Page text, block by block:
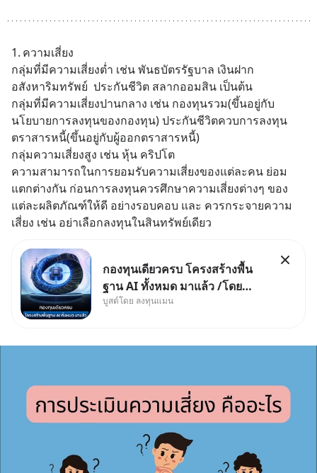
1.	ความเสี่ยง
กลุ่มที่มีความเสี่ยงต่ำ เช่น พันธบัตรรัฐบาล เงินฝาก
อสังหาริมทรัพย์  ประกันชีวิต สลากออมสิน เป็นต้น
กลุ่มที่มีความเสี่ยงปานกลาง เช่น กองทุนรวม(ขึ้นอยู่กับ
นโยบายการลงทุนของกองทุน) ประกันชีวิตควบการลงทุน
ตราสารหนี้(ขึ้นอยู่กับผู้ออกตราสารหนี้)
กลุ่มความเสี่ยงสูง เช่น หุ้น คริปโต
ความสามารถในการยอมรับความเสี่ยงของแต่ละคน ย่อม
แตกต่างกัน ก่อนการลงทุนควรศึกษาความเสี่ยงต่างๆ ของ
แต่ละผลิตภัณฑ์ให้ดี อย่างรอบคอบ และ ควรกระจายความ
เสี่ยง เช่น อย่าเลือกลงทุนในสินทรัพย์เดียว
กองทุนเดียวครบ โครงสร้างพื้น
ฐาน AI ทั้งหมด มาแล้ว /โดย
ลงทุนแมน AI Supercycle คือ
นต่
บูสต์โดย ลงทุนแมน